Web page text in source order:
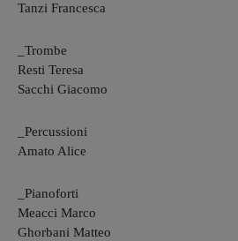
Tanzi Francesca
_Trombe
Resti Teresa
Sacchi Giacomo
_Percussioni
Amato Alice
_Pianoforti
Meacci Marco
Ghorbani Matteo